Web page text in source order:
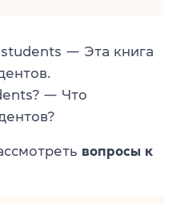
— Эта книга
— Что
вопросы к